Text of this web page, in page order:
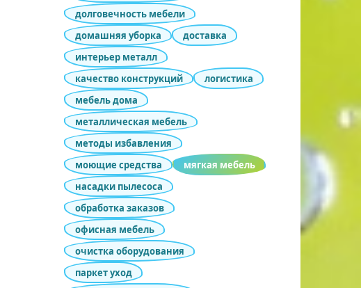
долговечность мебели
домашняя уборка
доставка
интерьер металл
качество конструкций
логистика
мебель дома
металлическая мебель
методы избавления
моющие средства
мягкая мебель
насадки пылесоса
обработка заказов
офисная мебель
очистка оборудования
паркет уход